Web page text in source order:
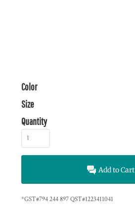
Color
Size
Quantity
Add to Cart
*GST#794 244 897 QST#1223411041